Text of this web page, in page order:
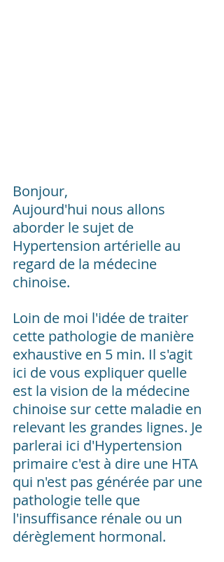
Bonjour,
Aujourd'hui nous allons
aborder le sujet de
Hypertension artérielle au
regard de la médecine
chinoise.
Loin de moi l'idée de traiter
cette pathologie de manière
exhaustive en 5 min. Il s'agit
ici de vous expliquer quelle
est la vision de la médecine
chinoise sur cette maladie en
relevant les grandes lignes. Je
parlerai ici d'Hypertension
primaire c'est à dire une HTA
qui n'est pas générée par une
pathologie telle que
l'insuffisance rénale ou un
dérèglement hormonal.